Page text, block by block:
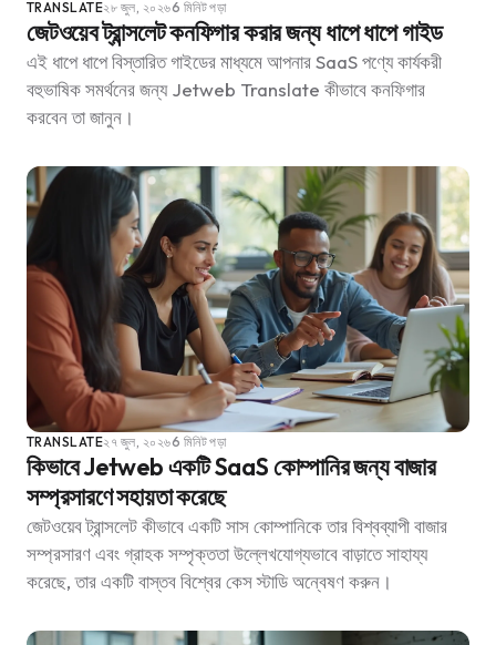
TRANSLATE২৮ জুল, ২০২৬6 মিনিট পড়া
জেটওয়েব ট্রান্সলেট কনফিগার করার জন্য ধাপে ধাপে গাইড
এই ধাপে ধাপে বিস্তারিত গাইডের মাধ্যমে আপনার SaaS পণ্যে কার্যকরী
বহুভাষিক সমর্থনের জন্য Jetweb Translate কীভাবে কনফিগার
করবেন তা জানুন।
TRANSLATE২৭ জুল, ২০২৬6 মিনিট পড়া
কিভাবে Jetweb একটি SaaS কোম্পানির জন্য বাজার
সম্প্রসারণে সহায়তা করেছে
জেটওয়েব ট্রান্সলেট কীভাবে একটি সাস কোম্পানিকে তার বিশ্বব্যাপী বাজার
সম্প্রসারণ এবং গ্রাহক সম্পৃক্ততা উল্লেখযোগ্যভাবে বাড়াতে সাহায্য
করেছে, তার একটি বাস্তব বিশ্বের কেস স্টাডি অন্বেষণ করুন।